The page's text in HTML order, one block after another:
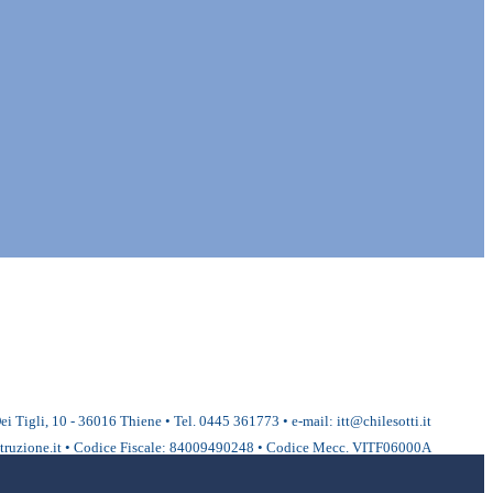
Tigli, 10 - 36016 Thiene • Tel. 0445 361773 • e-mail: itt@chilesotti.it
• Codice Fiscale: 84009490248 • Codice Mecc. VITF06000A